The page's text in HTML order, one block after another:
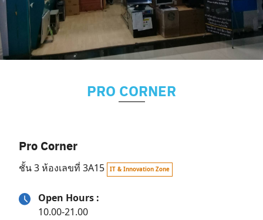
PRO CORNER
Pro Corner
ชั้น 3 ห้องเลขที่ 3A15 IT & Innovation Zone
Open Hours :
10.00-21.00